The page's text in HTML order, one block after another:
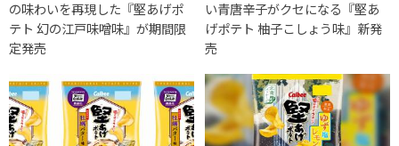
の味わいを再現した『堅あげポ
テト 幻の江戸味噌味』が期間限
定発売
い青唐辛子がクセになる『堅あ
げポテト 柚子こしょう味』新発
売